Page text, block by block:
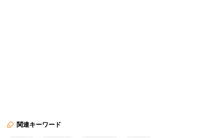
関連キーワード